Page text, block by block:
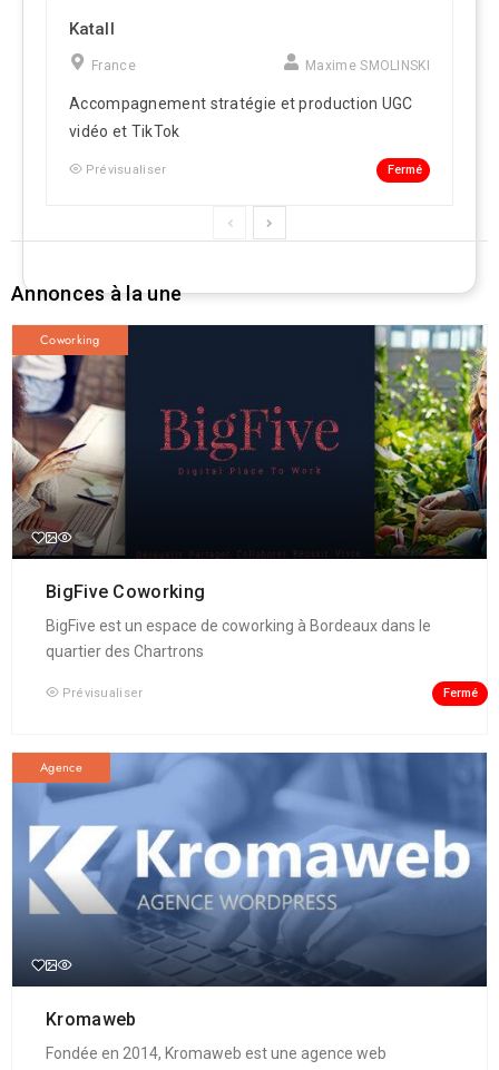
Katall
France Maxime SMOLINSKI
Accompagnement stratégie et production UGC
vidéo et TikTok
Prévisualiser Fermé
Annonces à la une
Coworking
BigFive Coworking
BigFive est un espace de coworking à Bordeaux dans le
quartier des Chartrons
Prévisualiser Fermé
Agence
Kromaweb
Fondée en 2014, Kromaweb est une agence web